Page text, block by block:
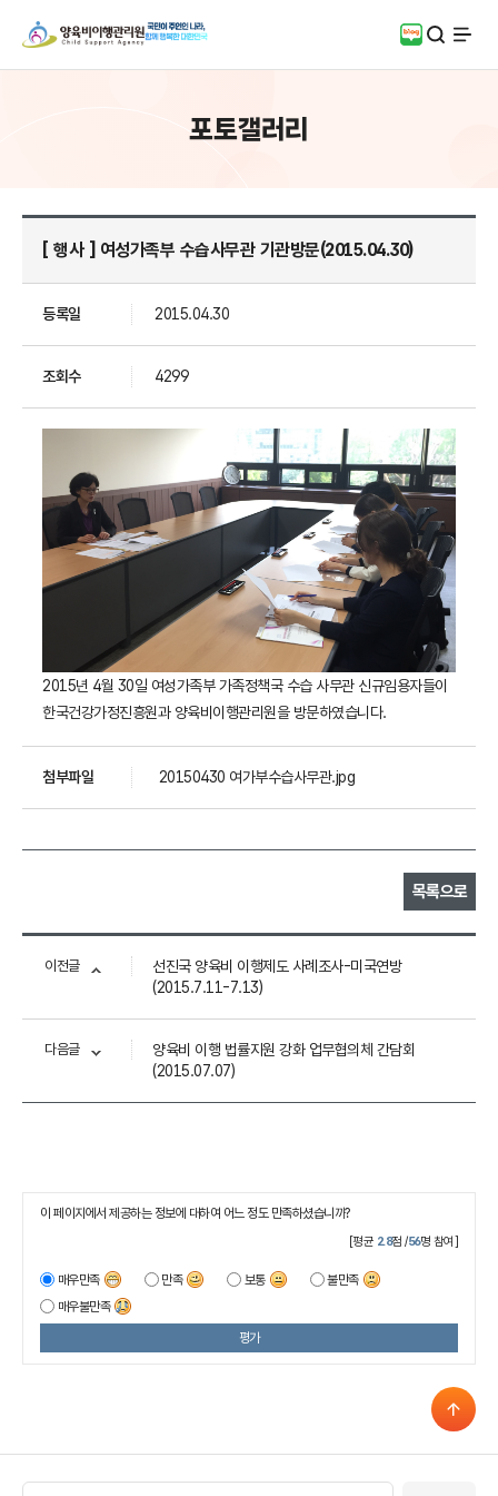
블로그검색
전체
포토갤러리
[ 행사 ] 여성가족부 수습사무관 기관방문(2015.04.30)
등록일 2015.04.30
조회수 4299
2015년 4월 30일 여성가족부 가족정책국 수습 사무관 신규임용자들이
한국건강가정진흥원과 양육비이행관리원을 방문하였습니다.
첨부파일 20150430 여가부수습사무관.jpg
목록으로
이전글
선진국 양육비 이행제도 사례조사-미국연방
(2015.7.11-7.13)
다음글
양육비 이행 법률지원 강화 업무협의체 간담회
(2015.07.07)
이 페이지에서 제공하는 정보에 대하여 어느 정도 만족하셨습니까?
[평균 2.8점 /56명 참여]
매우만족 만족 보통
불만족
매우불만족
평가
관련 기관